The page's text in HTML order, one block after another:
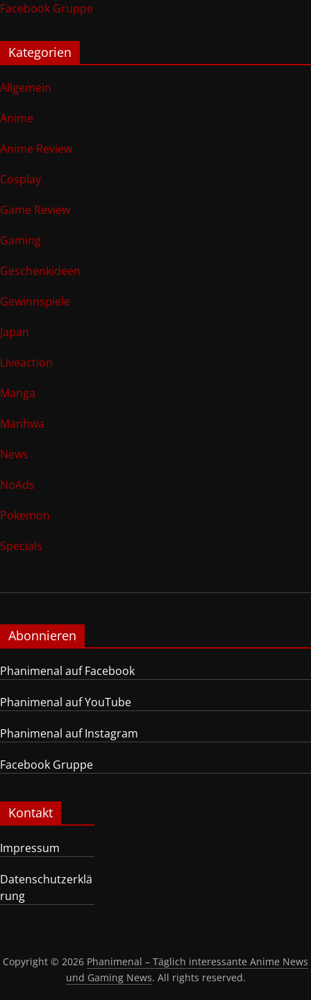
Facebook Gruppe
Kategorien
Allgemein
Anime
Anime Review
Cosplay
Game Review
Gaming
Geschenkideen
Gewinnspiele
Japan
Liveaction
Manga
Manhwa
News
NoAds
Pokemon
Specials
Abonnieren
Phanimenal auf Facebook
Phanimenal auf YouTube
Phanimenal auf Instagram
Facebook Gruppe
Kontakt
Impressum
Datenschutzerklä
rung
Copyright © 2026 Phanimenal – Täglich interessante Anime News
und Gaming News. All rights reserved.